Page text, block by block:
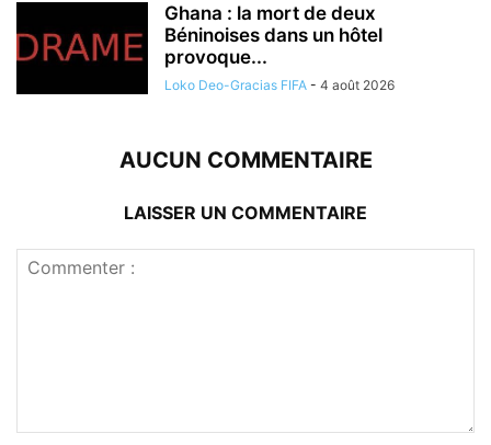
Ghana : la mort de deux
Béninoises dans un hôtel
provoque...
Loko Deo-Gracias FIFA - 4 août 2026
AUCUN COMMENTAIRE
LAISSER UN COMMENTAIRE